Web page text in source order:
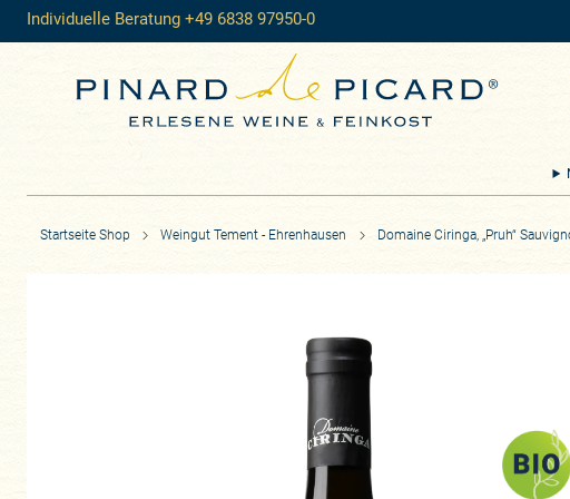
Individuelle Beratung +49 6838 97950-0
Startseite Shop Weingut Tement - Ehrenhausen Domaine Ciringa, „Pruh“